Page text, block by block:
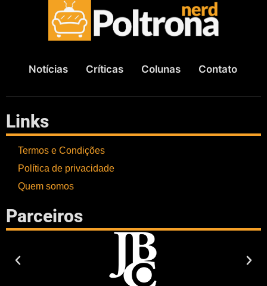
Notícias Críticas Colunas Contato
Links
Termos e Condições
Política de privacidade
Quem somos
Parceiros